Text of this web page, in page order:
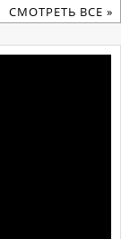
CМОТРЕТЬ ВСЕ »